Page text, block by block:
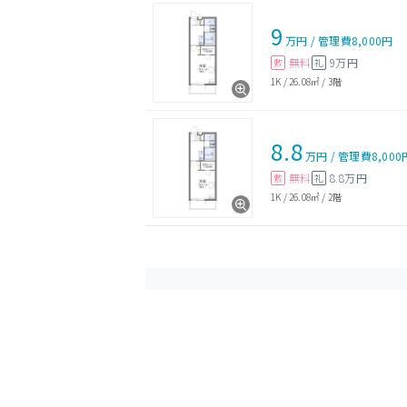
9 万円 /管理費8,000円
敷 無料 礼 9万円
1K / 26.08㎡ / 3階
8.8万円 /管理費8,000
敷 無料 礼 8.8万円
1K / 26.08㎡ / 2階